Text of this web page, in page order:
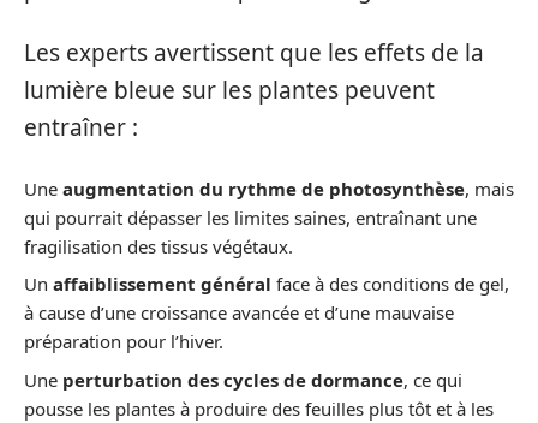
Les experts avertissent que les effets de la
lumière bleue sur les plantes peuvent
entraîner :
Une augmentation du rythme de photosynthèse, mais
qui pourrait dépasser les limites saines, entraînant une
fragilisation des tissus végétaux.
Un affaiblissement général face à des conditions de gel,
à cause d’une croissance avancée et d’une mauvaise
préparation pour l’hiver.
Une perturbation des cycles de dormance, ce qui
pousse les plantes à produire des feuilles plus tôt et à les